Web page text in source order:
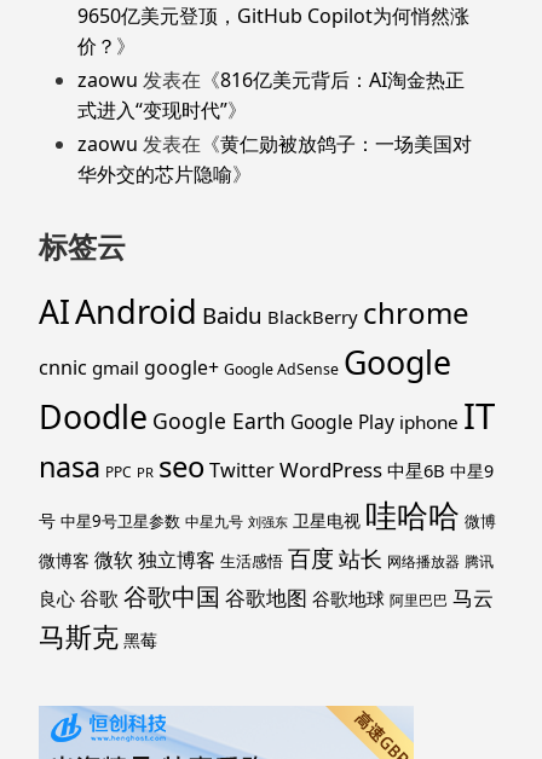
9650亿美元登顶，GitHub Copilot为何悄然涨
价？ 》
zaowu 发表在《816亿美元背后：AI淘金热正
式进入“变现时代”》
zaowu 发表在《黄仁勋被放鸽子：一场美国对
华外交的芯片隐喻》
标签云
AIAndroid Baidu BlackBerry chrome
cnnic gmail google+ Google AdSense Google
Doodle Google Earth Google Play iphone IT
nasa PPC PR seoTwitterWordPress 中星6B 中星9
号 中星9号卫星参数 中星九号 刘强东 卫星电视 哇哈哈 微博
微博客 微软独立博客 生活感悟 百度 站长 网络播放器 腾讯
良心 谷歌 谷歌中国 谷歌地图 谷歌地球 阿里巴巴 马云
马斯克 黑莓